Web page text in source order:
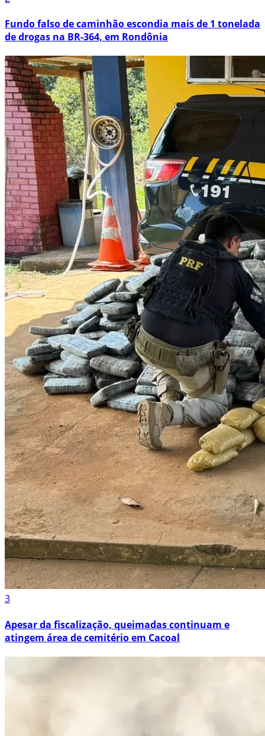
Fundo falso de caminhão escondia mais de 1 tonelada
de drogas na BR-364, em Rondônia
3
Apesar da fiscalização, queimadas continuam e
atingem área de cemitério em Cacoal